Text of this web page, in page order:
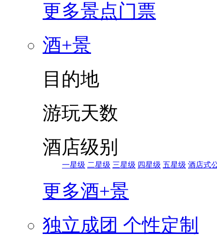
更多景点门票
酒+景
目的地
游玩天数
酒店级别
一星级 二星级 三星级 四星级 五星级 酒店式
更多酒+景
独立成团 个性定制